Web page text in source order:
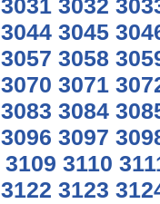
3031 3032
3044 3045
3057 3058
3070 3071
3083 3084
3096 3097
3109 3110
3122 3123